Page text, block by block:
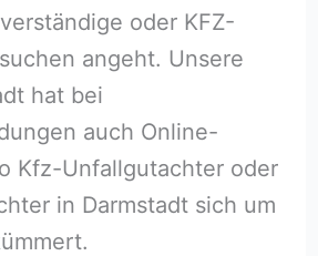
oder KFZ-
angeht. Unsere
hat bei
auch Online-
Kfz-Unfallgutachter oder
in Darmstadt sich um